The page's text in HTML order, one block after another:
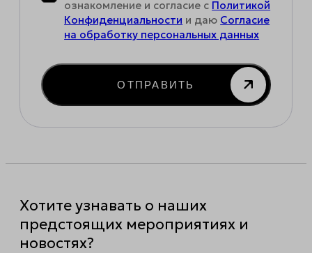
ознакомление и согласие с Политикой
Конфиденциальности и даю Согласие
на обработку персональных данных
ОТПРАВИТЬ
Хотите узнавать о наших
предстоящих мероприятиях и
новостях?